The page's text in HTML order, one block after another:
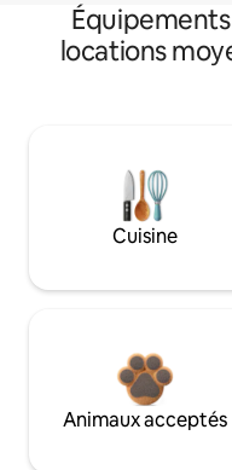
locations
Cuisine
Animaux acceptés